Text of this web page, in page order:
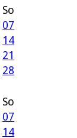
So
07
14
21
28
So
07
14